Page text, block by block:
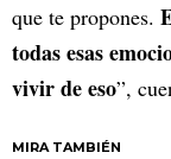
que te propones.
todas esas
vivir de eso”,
MIRA TAMBIÉN